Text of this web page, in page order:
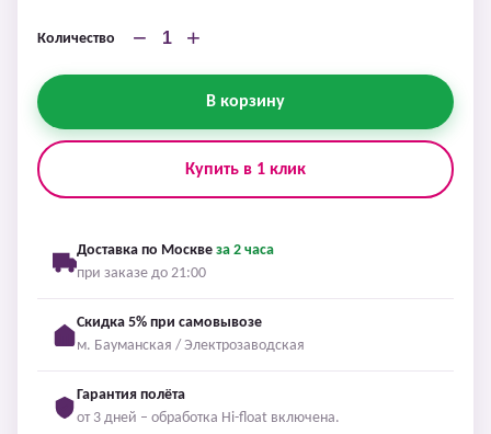
Количество − +
В корзину
Купить в 1 клик
Доставка по Москве за 2 часа
при заказе до 21:00
Скидка 5% при самовывозе
м. Бауманская / Электрозаводская
Гарантия полёта
от 3 дней – обработка Hi-float включена.